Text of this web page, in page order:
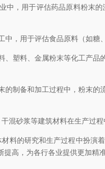
，用于评估药品原料粉末的
用于评估食品原料（如糖
塑料、金属粉末等化工产品
制备和加工过程中，粉末的
砂浆等建筑材料在生产过程
的研究和生产过程中扮演着
高，为各行各业提供更加精